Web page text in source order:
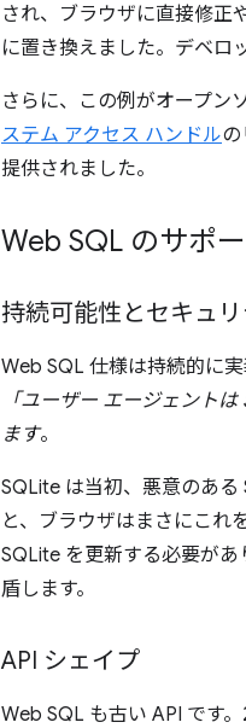
され、ブラウザに直接修正
に置き換えました。デベロ
さらに、この例がオープン
ステム アクセス ハンドル
提供されました。
Web SQL のサポ
持続可能性とセキュ
Web SQL 仕様は持続的に
「ユーザー エージェント
ます。
SQLite は当初、悪意のあ
と、ブラウザはまさにこれ
SQLite を更新する必要があ
盾します。
API シェイプ
Web SQL も古い API です